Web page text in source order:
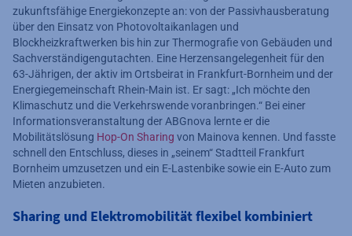
zukunftsfähige Energiekonzepte an: von der Passivhausberatung
über den Einsatz von Photovoltaikanlagen und
Blockheizkraftwerken bis hin zur Thermografie von Gebäuden und
Sachverständigengutachten. Eine Herzensangelegenheit für den
63-Jährigen, der aktiv im Ortsbeirat in Frankfurt-Bornheim und der
Energiegemeinschaft Rhein-Main ist. Er sagt: „Ich möchte den
Klimaschutz und die Verkehrswende voranbringen.“ Bei einer
Informationsveranstaltung der ABGnova lernte er die
Mobilitätslösung Hop-On Sharing von Mainova kennen. Und fasste
schnell den Entschluss, dieses in „seinem“ Stadtteil Frankfurt
Bornheim umzusetzen und ein E-Lastenbike sowie ein E-Auto zum
Mieten anzubieten.
Sharing und Elektromobilität flexibel kombiniert